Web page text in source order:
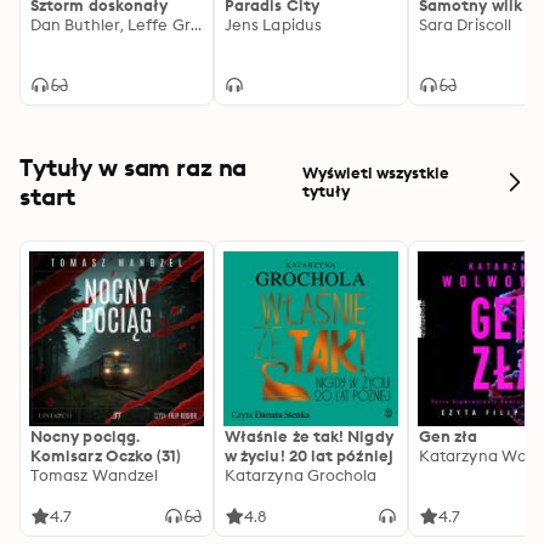
nawet najbardziej wymagających czytelników.
Sztorm doskonały
Dan Buthler, Leffe Grimwalker
Paradis City
Jens Lapidus
Samotny wilk
Sara Driscoll
Tytuły w sam raz na
start
Wyświetl wszystkie
tytuły
Nocny pociąg.
Komisarz Oczko (31)
Tomasz Wandzel
4.7
Właśnie że tak! Nigdy
w życiu! 20 lat później
Katarzyna Grochola
4.8
Gen zła
Katarzyna
4.7